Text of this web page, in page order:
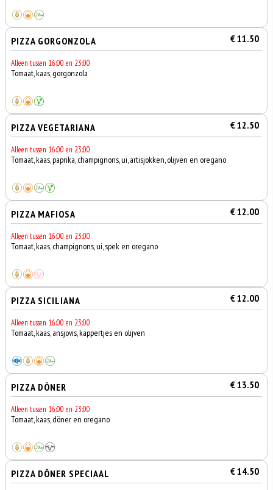
PIZZA GORGONZOLA € 11.50
Alleen tussen 16:00 en 23:00
Tomaat, kaas, gorgonzola
PIZZA VEGETARIANA € 12.50
Alleen tussen 16:00 en 23:00
Tomaat, kaas, paprika, champignons, ui, artisjokken, olijven en oregano
PIZZA MAFIOSA € 12.00
Alleen tussen 16:00 en 23:00
Tomaat, kaas, champignons, ui, spek en oregano
PIZZA SICILIANA € 12.00
Alleen tussen 16:00 en 23:00
Tomaat, kaas, ansjovis, kappertjes en olijven
PIZZA DÖNER € 13.50
Alleen tussen 16:00 en 23:00
Tomaat, kaas, döner en oregano
PIZZA DÖNER SPECIAAL € 14.50